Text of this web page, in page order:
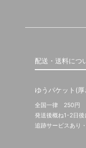
配送・送料につ
ゆうパケット(
全国一律 250円
発送後概ね1-2日後
追跡サービスあり